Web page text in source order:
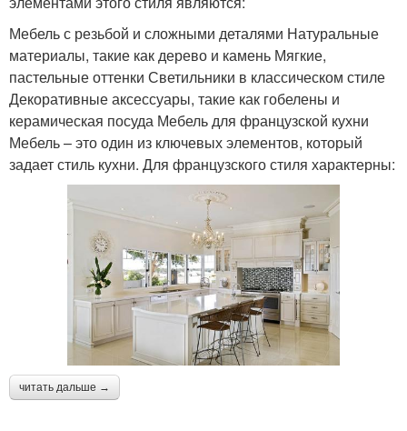
Мебель с резьбой и сложными деталями Натуральные
материалы, такие как дерево и камень Мягкие,
пастельные оттенки Светильники в классическом стиле
Декоративные аксессуары, такие как гобелены и
керамическая посуда Мебель для французской кухни
Мебель – это один из ключевых элементов, который
задает стиль кухни. Для французского стиля характерны:
читать дальше →